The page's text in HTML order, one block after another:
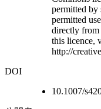
permitted by
permitted
directly
this licence,
http://
DOI
10.1007/